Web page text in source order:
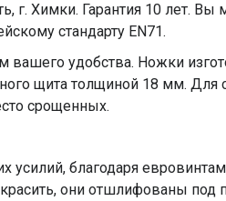
г. Химки. Гарантия 10 лет.
стандарту EN71.
вашего удобства. Ножки
щита толщиной 18 мм. Для
срощенных.
усилий, благодаря
они отшлифованы под